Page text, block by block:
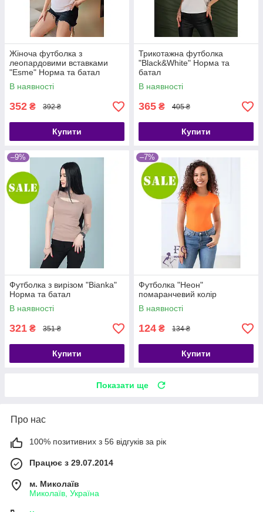
Жіноча футболка з
леопардовими вставками
"Esme" Норма та батал
В наявності
352 ₴ 392 ₴
Купити
Трикотажна футболка
"Black&White" Норма та
батал
В наявності
365 ₴ 405 ₴
Купити
–9%
Футболка з вирізом "Bianka"
Норма та батал
В наявності
321 ₴ 351 ₴
Купити
–7%
Футболка "Неон"
помаранчевий колір
В наявності
124 ₴ 134 ₴
Купити
Показати ще
Про нас
100% позитивних з 56 відгуків за рік
Працює з 29.07.2014
м. Миколаїв
Миколаїв, Україна